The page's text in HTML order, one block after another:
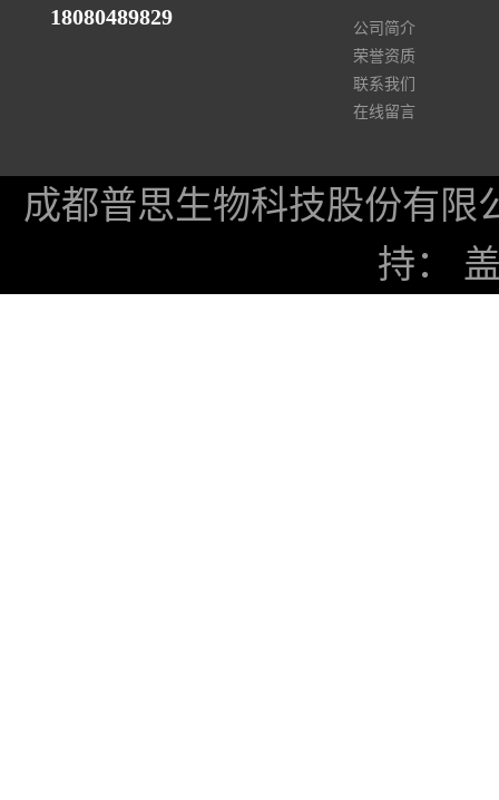
18080489829
公司简介
荣誉资质
联系我们
在线留言
成都普思生物科技股份有限
持：